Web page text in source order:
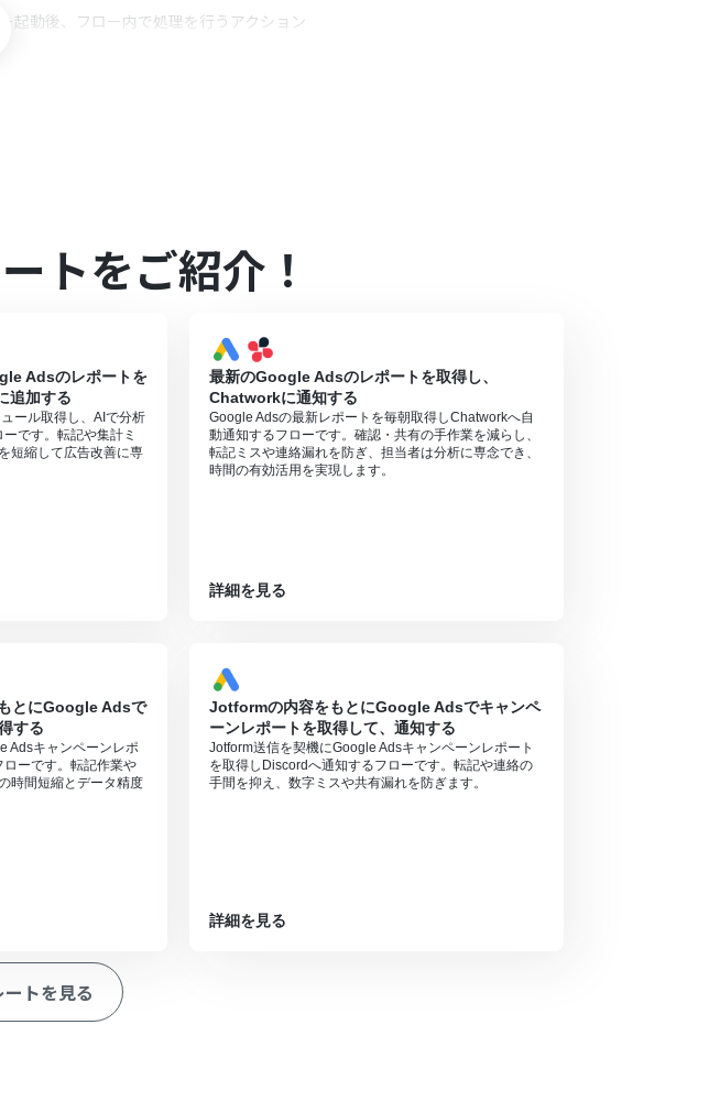
起動後、フロー内で処理を行うアクション
トをご紹介！
Adsのレポートを
追加する
ール取得し、AIで分析
です。転記や集計ミ
短縮して広告改善に専
最新のGoogle Adsのレポートを取得し、
Chatworkに通知する
Google Adsの最新レポートを毎朝取得しChatworkへ自
動通知するフローです。確認・共有の手作業を減らし、
転記ミスや連絡漏れを防ぎ、担当者は分析に専念でき、
時間の有効活用を実現します。
詳細を見る
とにGoogle Adsで
する
Adsキャンペーンレポ
ーです。転記作業や
時間短縮とデータ精度
Jotformの内容をもとにGoogle Adsでキャンペ
ーンレポートを取得して、通知する
Jotform送信を契機にGoogle Adsキャンペーンレポート
を取得しDiscordへ通知するフローです。転記や連絡の
手間を抑え、数字ミスや共有漏れを防ぎます。
詳細を見る
トを見る